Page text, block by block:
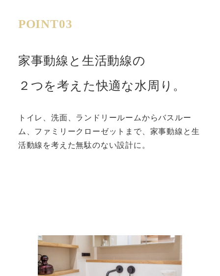
POINT03
家事動線と生活動線の
２つを考えた快適な水周り。
トイレ、洗面、ランドリールームからバスルー
ム、ファミリークローゼットまで、家事動線と生
活動線を考えた無駄のない設計に。